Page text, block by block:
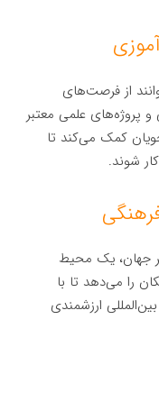
از فرصت‌های
پروژه‌های علمی معتبر
کمک می‌کند تا
شوند.
جهان، یک محیط
را می‌دهد تا با
ارزشمندی